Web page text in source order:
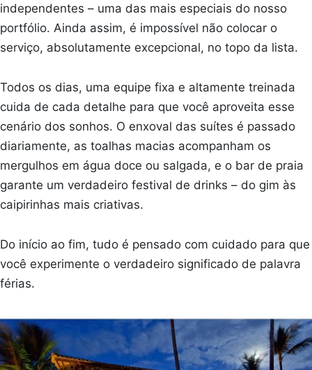
independentes – uma das mais especiais do nosso
portfólio. Ainda assim, é impossível não colocar o
serviço, absolutamente excepcional, no topo da lista.
Todos os dias, uma equipe fixa e altamente treinada
cuida de cada detalhe para que você aproveita esse
cenário dos sonhos. O enxoval das suítes é passado
diariamente, as toalhas macias acompanham os
mergulhos em água doce ou salgada, e o bar de praia
garante um verdadeiro festival de drinks – do gim às
caipirinhas mais criativas.
Do início ao fim, tudo é pensado com cuidado para que
você experimente o verdadeiro significado de palavra
férias.